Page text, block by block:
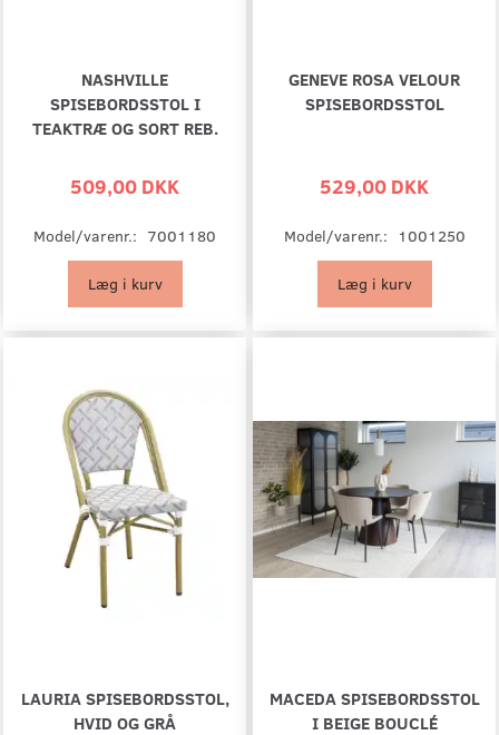
NASHVILLE
SPISEBORDSSTOL I
TEAKTRÆ OG SORT REB.
509,00 DKK
Model/varenr.: 7001180
Læg i kurv
GENEVE ROSA VELOUR
SPISEBORDSSTOL
529,00 DKK
Model/varenr.: 1001250
Læg i kurv
LAURIA SPISEBORDSSTOL,
HVID OG GRÅ
MACEDA SPISEBORDSSTOL
I BEIGE BOUCLÉ